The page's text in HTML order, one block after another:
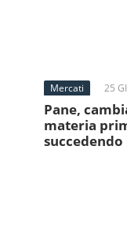
Mercati 25
Pane,
materia